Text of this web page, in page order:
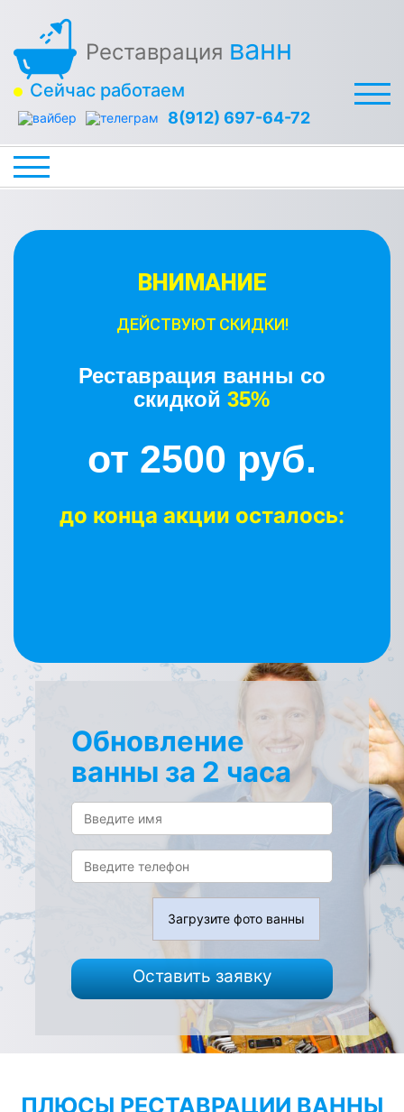
Реставрация ванн
Сейчас работаем
8(912) 697-64-72
ВНИМАНИЕ
ДЕЙСТВУЮТ СКИДКИ!
Реставрация ванны со
скидкой35%
от 2500 руб.
до конца акции осталось:
Обновление
ванны за 2 часа
Загрузите фото ванны
Оставить заявку
ПЛЮСЫ РЕСТАВРАЦИИ ВАННЫ